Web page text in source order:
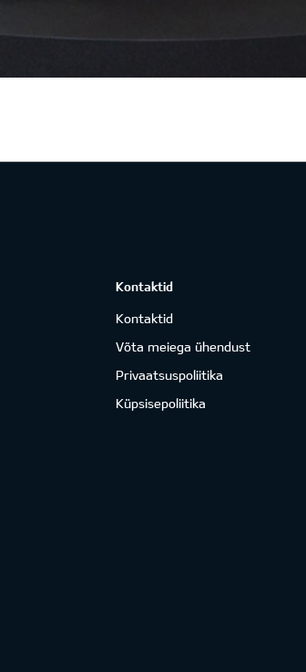
Kontaktid
Kontaktid
Võta meiega ühendust
Privaatsuspoliitika
Küpsisepoliitika